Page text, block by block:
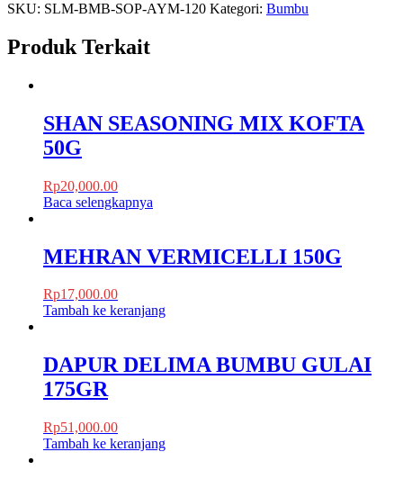
SKU: SLM-BMB-SOP-AYM-120 Kategori: Bumbu
Produk Terkait
SHAN SEASONING MIX KOFTA
50G
Rp20,000.00
Baca selengkapnya
MEHRAN VERMICELLI 150G
Rp17,000.00
Tambah ke keranjang
DAPUR DELIMA BUMBU GULAI
175GR
Rp51,000.00
Tambah ke keranjang